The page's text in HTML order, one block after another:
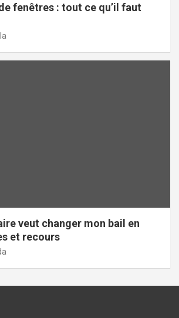
fenêtres : tout ce qu’il faut
veut changer mon bail en
et recours